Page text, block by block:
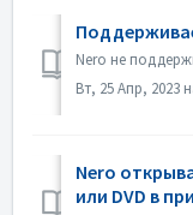
Вт, 25 Апр, 2023
Nero
или DVD в